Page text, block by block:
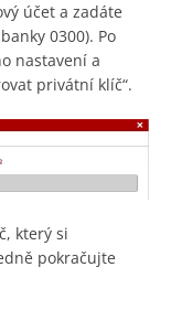
účet a zadáte
0300). Po
nastavení a
privátní klíč“.
který si
pokračujte